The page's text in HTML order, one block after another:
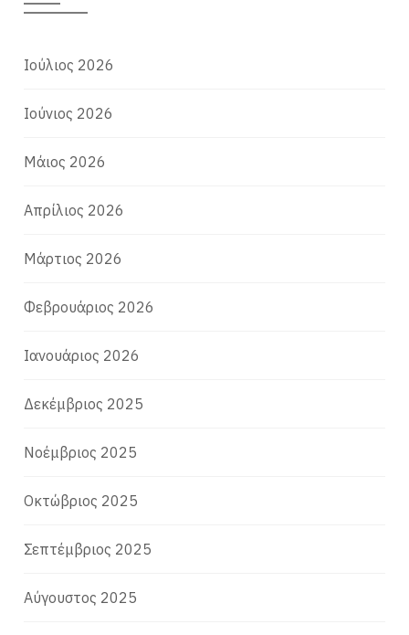
Ιούλιος 2026
Ιούνιος 2026
Μάιος 2026
Απρίλιος 2026
Μάρτιος 2026
Φεβρουάριος 2026
Ιανουάριος 2026
Δεκέμβριος 2025
Νοέμβριος 2025
Οκτώβριος 2025
Σεπτέμβριος 2025
Αύγουστος 2025